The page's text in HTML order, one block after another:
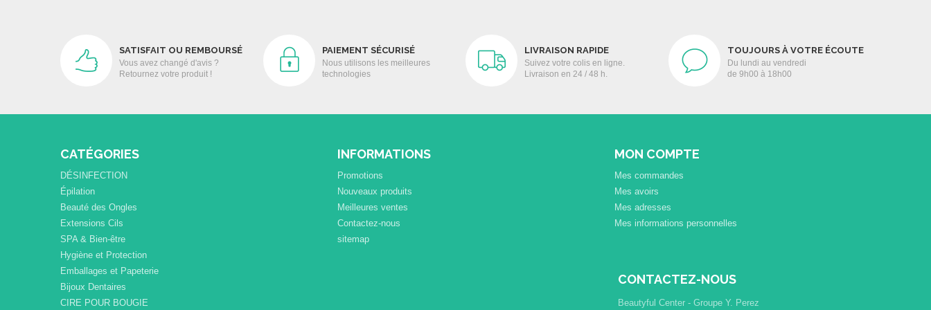
SATISFAIT OU REMBOURSÉ
Vous avez changé d'avis ?
Retournez votre produit !
PAIEMENT SÉCURISÉ
Nous utilisons les meilleures
technologies
LIVRAISON RAPIDE
Suivez votre colis en ligne.
Livraison en 24 / 48 h.
TOUJOURS À VOTRE ÉCOUTE
Du lundi au vendredi
de 9h00 à 18h00
CATÉGORIES
DÉSINFECTION
Épilation
Beauté des Ongles
Extensions Cils
SPA & Bien-être
Hygiène et Protection
Emballages et Papeterie
Bijoux Dentaires
CIRE POUR BOUGIE
INFORMATIONS
Promotions
Nouveaux produits
Meilleures ventes
Contactez-nous
sitemap
MON COMPTE
Mes commandes
Mes avoirs
Mes adresses
Mes informations personnelles
CONTACTEZ-NOUS
Beautyful Center - Groupe Y. Perez